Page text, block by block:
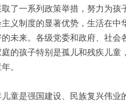
了一系列政策举措，努力为孩
义制度的显著优势，生活在中
未来。各级党委和政府、社
的孩子特别是孤儿和残疾儿
。
童是强国建设、民族复兴伟